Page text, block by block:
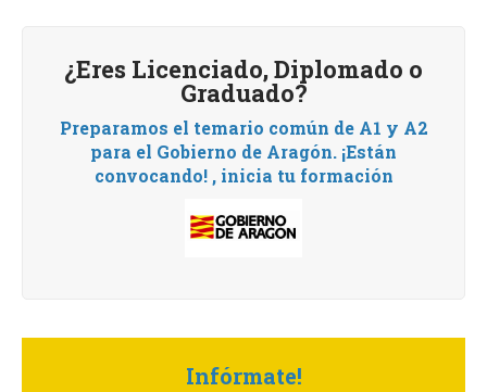
¿Eres Licenciado, Diplomado o
Graduado?
Preparamos el temario común de A1 y A2
para el Gobierno de Aragón. ¡Están
convocando! , inicia tu formación
Infórmate!